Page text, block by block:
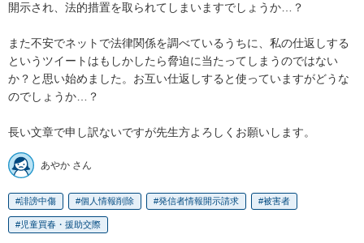
開示され、法的措置を取られてしまいますでしょうか…？
また不安でネットで法律関係を調べているうちに、私の仕返しする
というツイートはもしかしたら脅迫に当たってしまうのではない
か？と思い始めました。お互い仕返しすると使っていますがどうな
のでしょうか…？
長い文章で申し訳ないですが先生方よろしくお願いします。
あやか さん
誹謗中傷 個人情報削除 発信者情報開示請求 被害者
児童買春・援助交際